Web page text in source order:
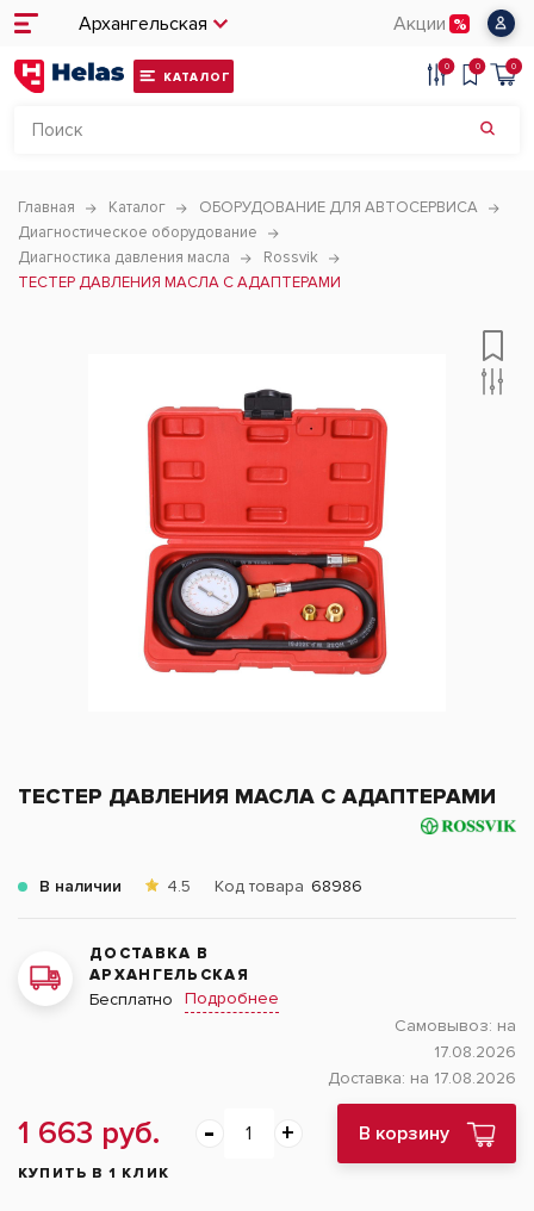
Архангельская Акции
КАТАЛОГ
0 0 0
Главная Каталог
ОБОРУДОВАНИЕ ДЛЯ АВТОСЕРВИСА
Диагностическое оборудование
Диагностика давления масла
Rossvik
ТЕСТЕР ДАВЛЕНИЯ МАСЛА С АДАПТЕРАМИ
ТЕСТЕР ДАВЛЕНИЯ МАСЛА С АДАПТЕРАМИ
В наличии 4.5 Код товара 68986
ДОСТАВКА В
АРХАНГЕЛЬСКАЯ
Бесплатно
Подробнее
Самовывоз: на
17.08.2026
Доставка: на 17.08.2026
1 663 руб. В корзину
КУПИТЬ В 1 КЛИК